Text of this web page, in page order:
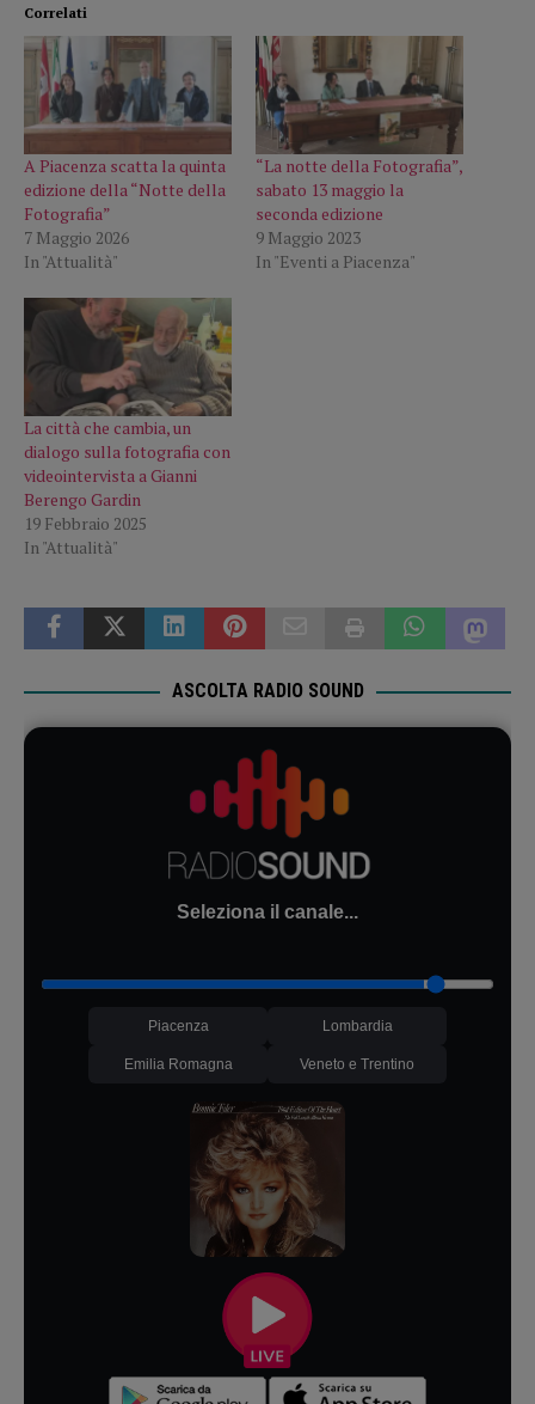
Correlati
A Piacenza scatta la quinta
edizione della “Notte della
Fotografia”
7 Maggio 2026
In "Attualità"
“La notte della Fotografia”,
sabato 13 maggio la
seconda edizione
9 Maggio 2023
In "Eventi a Piacenza"
La città che cambia, un
dialogo sulla fotografia con
videointervista a Gianni
Berengo Gardin
19 Febbraio 2025
In "Attualità"
ASCOLTA RADIO SOUND
Seleziona il canale...
Piacenza Lombardia
Emilia Romagna Veneto e Trentino